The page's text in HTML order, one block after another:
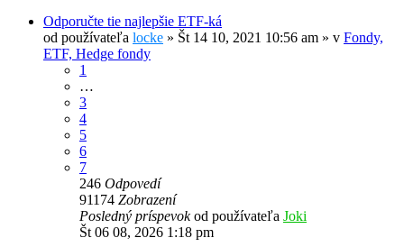
Odporučte tie najlepšie ETF-ká
od používateľa locke » Št 14 10, 2021 10:56 am » v Fondy,
ETF, Hedge fondy
1
…
3
4
5
6
7
246 Odpovedí
91174 Zobrazení
Posledný príspevokod používateľa Joki
Št 06 08, 2026 1:18 pm